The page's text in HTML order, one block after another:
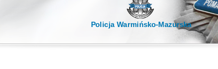
Policja Warmińsko-Mazurska